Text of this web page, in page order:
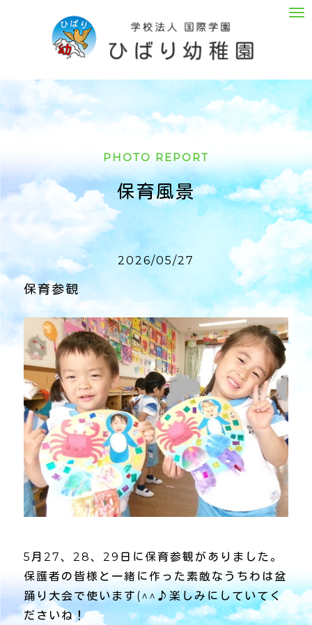
M
PHOTO REPORT
保育風景
2026/05/27
保育参観
5月27、28、29日に保育参観がありました。
保護者の皆様と一緒に作った素敵なうちわは盆
踊り大会で使います(^^♪楽しみにしていてく
ださいね！